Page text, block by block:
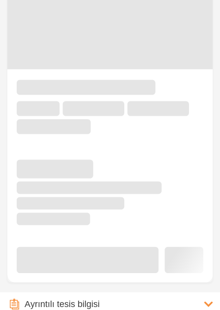
Ayrıntılı tesis bilgisi